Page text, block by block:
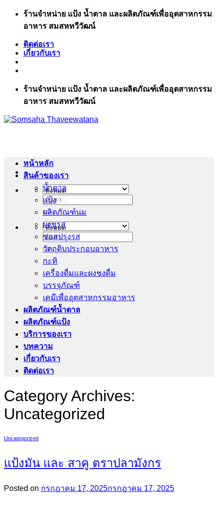
ข้าม
เนื้อหา
ร้านจำหน่าย แป้ง น้ำตาล และผลิตภัณฑ์เพื่ออุตสาหกรรม
อาหาร สมสหทวีวัฒน์
ติดต่อเรา
เกี่ยวกับเรา
ร้านจำหน่าย แป้ง น้ำตาล และผลิตภัณฑ์เพื่ออุตสาหกรรม
อาหาร สมสหทวีวัฒน์
ค้นหา:
ค้นหา:
หน้าหลัก
สินค้าของเรา
น้ำตาล
แป้ง
ผลิตภัณฑ์นม
ผงชูรส
ซอสปรุงรส
วัตถุดิบประกอบอาหาร
กะทิ
เครื่องดื่มและผงชงดื่ม
บรรจุภัณฑ์
เคมีเพื่ออุตสาหกรรมอาหาร
ผลิตภัณฑ์น้ำตาล
ผลิตภัณฑ์แป้ง
บริการของเรา
บทความ
เกี่ยวกับเรา
ติดต่อเรา
Category Archives:
Uncategorized
Uncategorized
แป้งมัน และ สาคู ตราปลามังกร
Posted on กรกฎาคม 17, 2025กรกฎาคม 17, 2025